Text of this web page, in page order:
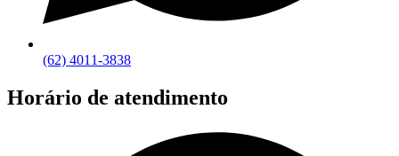
(62) 4011-3838
Horário de atendimento